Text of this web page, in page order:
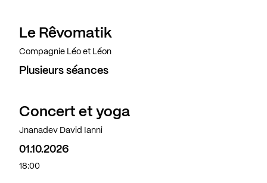
Le Rêvomatik
Compagnie Léo et Léon
Plusieurs séances
Concert et yoga
Jnanadev David Ianni
01.10.2026
18:00